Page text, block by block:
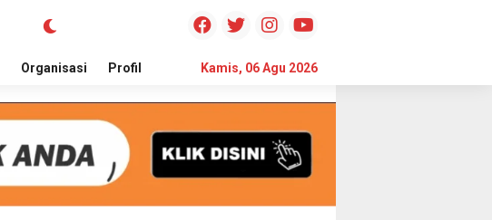
Organisasi Profil TeknologiKamis, 06 Agu 2026